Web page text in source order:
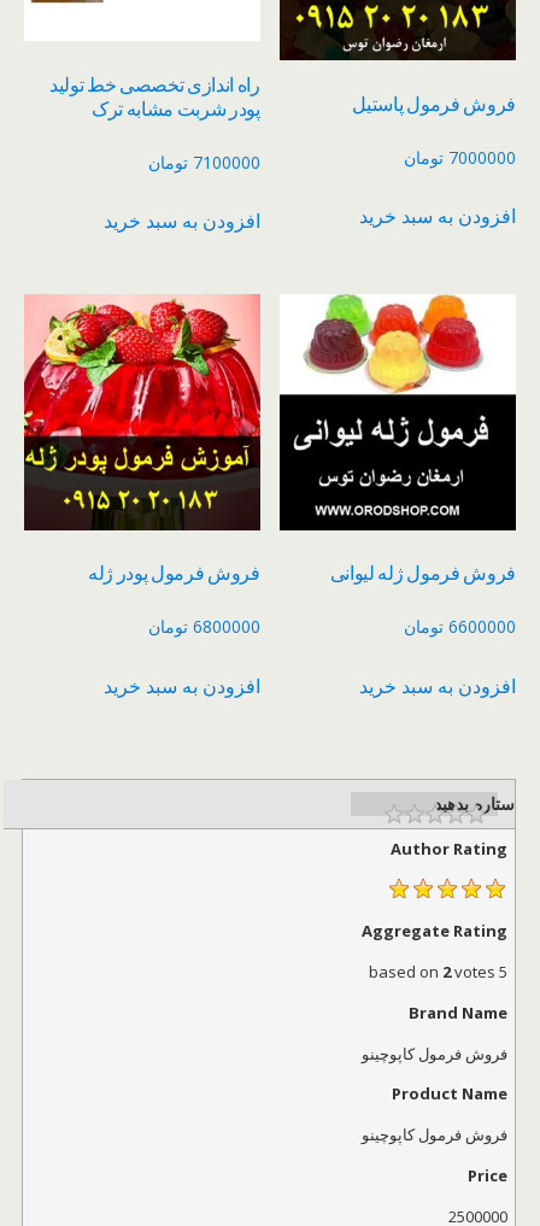
فروش فرمول پاستیل
7000000 تومان
افزودن به سبد خرید
راه اندازی تخصصی خط تولید
پودر شربت مشابه ترک
7100000 تومان
افزودن به سبد خرید
فروش فرمول ژله لیوانی
6600000 تومان
افزودن به سبد خرید
فروش فرمول پودر ژله
6800000 تومان
افزودن به سبد خرید
ستاره بدهید
Author Rating
Aggregate Rating
5
2votes
Brand Name
فروش فرمول کاپوچینو
Product Name
فروش فرمول کاپوچینو
Price
2500000